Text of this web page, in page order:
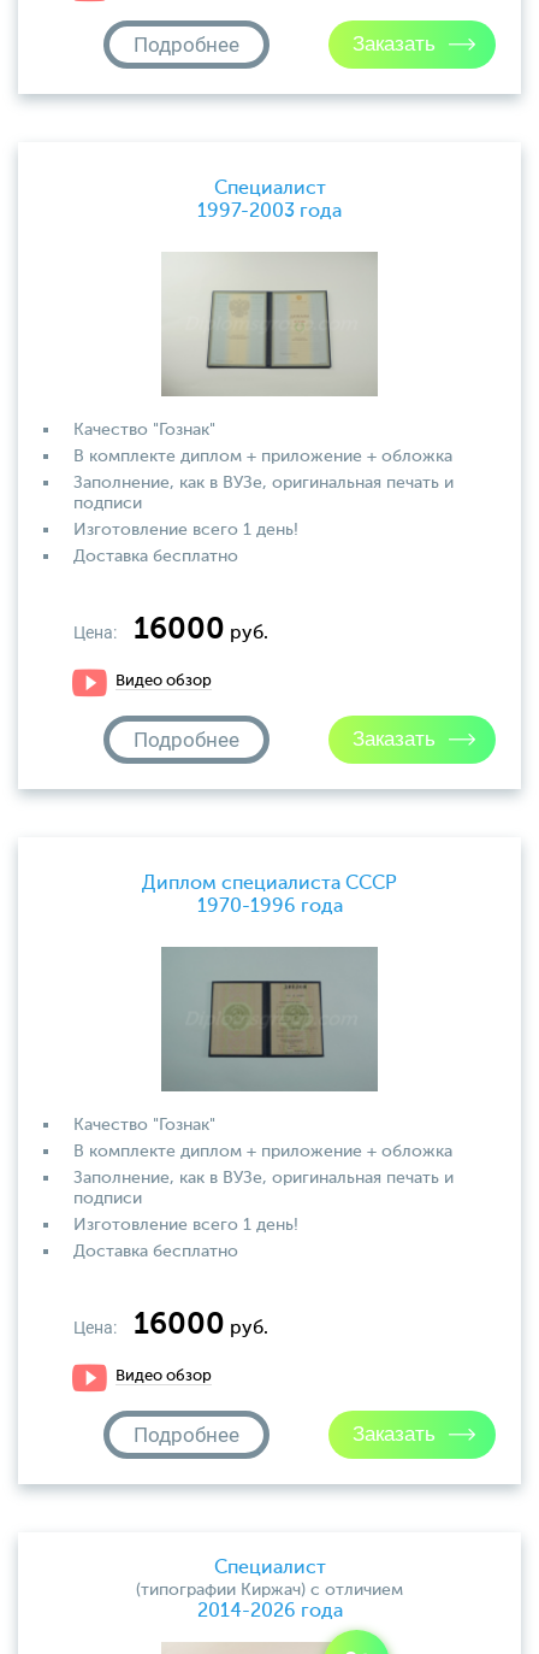
Подробнее
Специалист
1997-2003 года
Качество "Гознак"
В комплекте диплом + приложение + обложка
Заполнение, как в ВУЗе, оригинальная печать и
подписи
Изготовление всего 1 день!
Доставка бесплатно
Цена: 16000 руб.
Видео обзор
Подробнее
Диплом специалиста СССР
1970-1996 года
Качество "Гознак"
В комплекте диплом + приложение + обложка
Заполнение, как в ВУЗе, оригинальная печать и
подписи
Изготовление всего 1 день!
Доставка бесплатно
Цена: 16000 руб.
Видео обзор
Подробнее
Специалист
(типографии Киржач) с отличием
2014-2026 года